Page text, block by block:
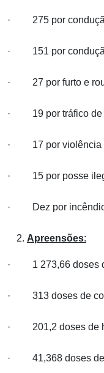
· 275 por
· 151 por
· 27 por furto e
· 19 por tráfico de
· 17 por violência
· 15 por posse
· Dez por incêndio
Apreensões:
· 1 273,66 doses
· 313 doses de
· 201,2 doses de
· 41,368 doses de